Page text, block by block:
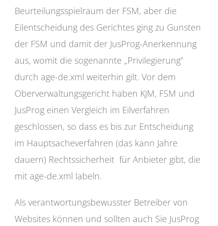
Beurteilungsspielraum der FSM, aber die
Eilentscheidung des Gerichtes ging zu Gunsten
der FSM und damit der JusProg-Anerkennung
aus, womit die sogenannte „Privilegierung“
durch age-de.xml weiterhin gilt. Vor dem
Oberverwaltungsgericht haben KJM, FSM und
JusProg einen Vergleich im Eilverfahren
geschlossen, so dass es bis zur Entscheidung
im Hauptsacheverfahren (das kann Jahre
dauern) Rechtssicherheit für Anbieter gibt, die
mit age-de.xml labeln.
Als verantwortungsbewusster Betreiber von
Websites können und sollten auch Sie JusProg